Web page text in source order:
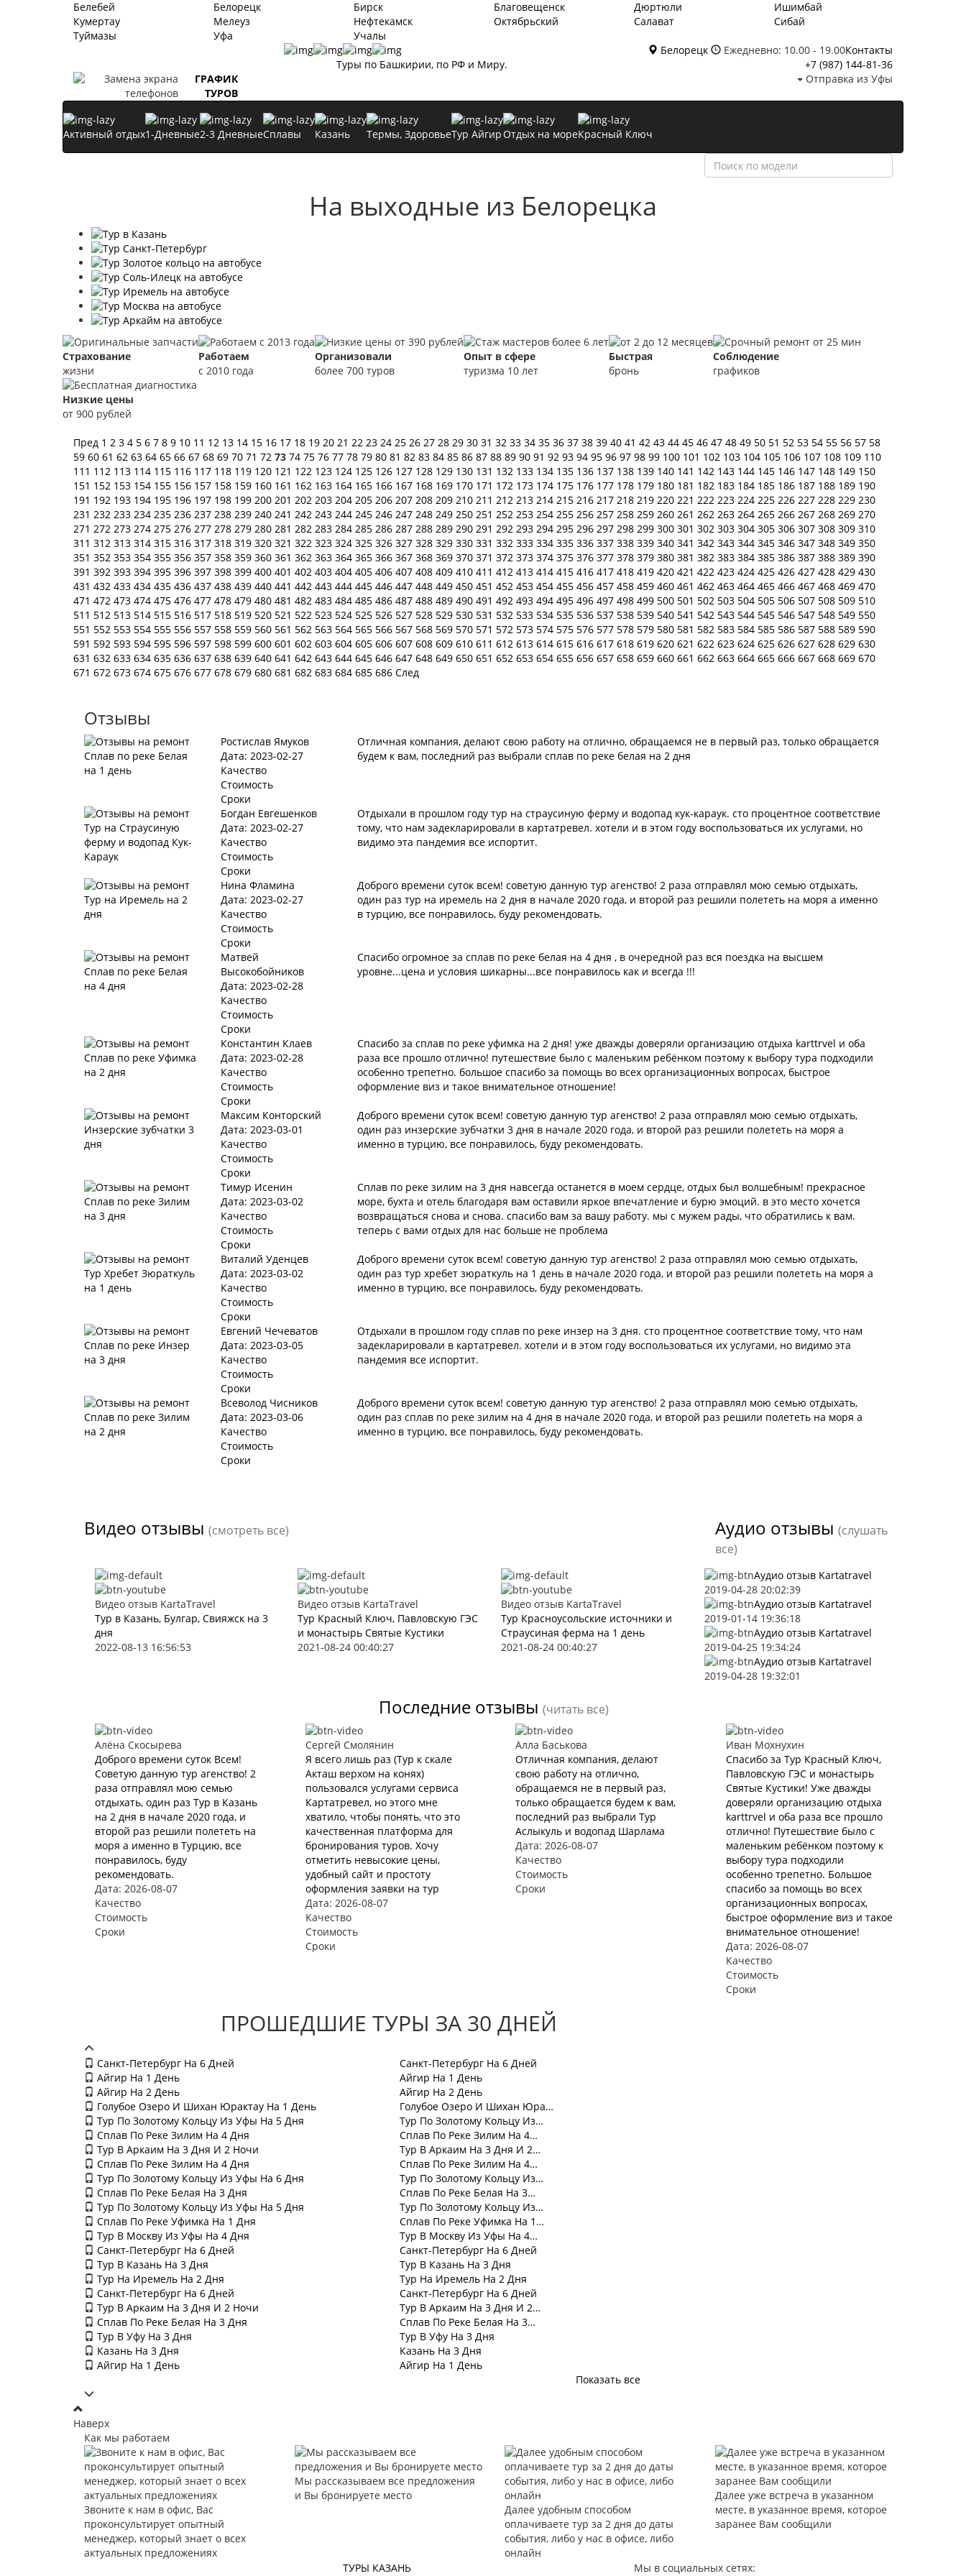
Белебей Белорецк Бирск Благовещенск Дюртюли
Ишимбай
Кумертау
Мелеуз Нефтекамск Октябрьский Салават
Сибай
Туймазы
Уфа
Учалы
Белорецк
Ежедневно: 10.00 - 19.00Контакты
Туры по Башкирии, по РФ и Миру.
+7 (987) 144-81-36
ГРАФИК
ТУРОВ
Отправка из Уфы
Активный отдых1-Дневные2-3 ДневныеСплавы Казань Термы, ЗдоровьеТур АйгирОтдых на мореКрасный Ключ
На выходные из Белорецка
Страхование
жизни
Работаем
с 2010 года
Организовали
более 700 туров
Опыт в сфере
туризма 10 лет
Быстрая
бронь
Соблюдение
графиков
Низкие цены
от 900 рублей
Пред 1 2 3 4 5 6 7 8 9 10 11 12 13 14 15 16 17 18 19 20 21 22 23 24 25 26 27 28 29 30 31 32 33 34 35 36 37 38 39 40 41 42 43 44 45 46 47 48 49 50 51 52 53 54 55 56 57 58
59 60 61 62 63 64 65 66 67 68 69 70 71 72 73 74 75 76 77 78 79 80 81 82 83 84 85 86 87 88 89 90 91 92 93 94 95 96 97 98 99 100 101 102 103 104 105 106 107 108 109 110
111 112 113 114 115 116 117 118 119 120 121 122 123 124 125 126 127 128 129 130 131 132 133 134 135 136 137 138 139 140 141 142 143 144 145 146 147 148 149 150
151 152 153 154 155 156 157 158 159 160 161 162 163 164 165 166 167 168 169 170 171 172 173 174 175 176 177 178 179 180 181 182 183 184 185 186 187 188 189 190
191 192 193 194 195 196 197 198 199 200 201 202 203 204 205 206 207 208 209 210 211 212 213 214 215 216 217 218 219 220 221 222 223 224 225 226 227 228 229 230
231 232 233 234 235 236 237 238 239 240 241 242 243 244 245 246 247 248 249 250 251 252 253 254 255 256 257 258 259 260 261 262 263 264 265 266 267 268 269 270
271 272 273 274 275 276 277 278 279 280 281 282 283 284 285 286 287 288 289 290 291 292 293 294 295 296 297 298 299 300 301 302 303 304 305 306 307 308 309 310
311 312 313 314 315 316 317 318 319 320 321 322 323 324 325 326 327 328 329 330 331 332 333 334 335 336 337 338 339 340 341 342 343 344 345 346 347 348 349 350
351 352 353 354 355 356 357 358 359 360 361 362 363 364 365 366 367 368 369 370 371 372 373 374 375 376 377 378 379 380 381 382 383 384 385 386 387 388 389 390
391 392 393 394 395 396 397 398 399 400 401 402 403 404 405 406 407 408 409 410 411 412 413 414 415 416 417 418 419 420 421 422 423 424 425 426 427 428 429 430
431 432 433 434 435 436 437 438 439 440 441 442 443 444 445 446 447 448 449 450 451 452 453 454 455 456 457 458 459 460 461 462 463 464 465 466 467 468 469 470
471 472 473 474 475 476 477 478 479 480 481 482 483 484 485 486 487 488 489 490 491 492 493 494 495 496 497 498 499 500 501 502 503 504 505 506 507 508 509 510
511 512 513 514 515 516 517 518 519 520 521 522 523 524 525 526 527 528 529 530 531 532 533 534 535 536 537 538 539 540 541 542 543 544 545 546 547 548 549 550
551 552 553 554 555 556 557 558 559 560 561 562 563 564 565 566 567 568 569 570 571 572 573 574 575 576 577 578 579 580 581 582 583 584 585 586 587 588 589 590
591 592 593 594 595 596 597 598 599 600 601 602 603 604 605 606 607 608 609 610 611 612 613 614 615 616 617 618 619 620 621 622 623 624 625 626 627 628 629 630
631 632 633 634 635 636 637 638 639 640 641 642 643 644 645 646 647 648 649 650 651 652 653 654 655 656 657 658 659 660 661 662 663 664 665 666 667 668 669 670
671 672 673 674 675 676 677 678 679 680 681 682 683 684 685 686 След
Отзывы
Ростислав Ямуков
Дата: 2023-02-27
Качество
Стоимость
Сроки
Отличная компания, делают свою работу на отлично, обращаемся не в первый раз, только обращается
будем к вам, последний раз выбрали сплав по реке белая на 2 дня
Богдан Евгешенков
Дата: 2023-02-27
Качество
Стоимость
Сроки
Отдыхали в прошлом году тур на страусиную ферму и водопад кук-караук. сто процентное соответствие
тому, что нам задекларировали в картатревел. хотели и в этом году воспользоваться их услугами, но
видимо эта пандемия все испортит.
Нина Фламина
Дата: 2023-02-27
Качество
Стоимость
Сроки
Доброго времени суток всем! советую данную тур агенство! 2 раза отправлял мою семью отдыхать,
один раз тур на иремель на 2 дня в начале 2020 года, и второй раз решили полететь на моря а именно
в турцию, все понравилось, буду рекомендовать.
Матвей
Высокобойников
Дата: 2023-02-28
Качество
Стоимость
Сроки
Спасибо огромное за сплав по реке белая на 4 дня , в очередной раз вся поездка на высшем
уровне...цена и условия шикарны...все понравилось как и всегда !!!
Константин Клаев
Дата: 2023-02-28
Качество
Стоимость
Сроки
Спасибо за сплав по реке уфимка на 2 дня! уже дважды доверяли организацию отдыха karttrvel и оба
раза все прошло отлично! путешествие было с маленьким ребёнком поэтому к выбору тура подходили
особенно трепетно. большое спасибо за помощь во всех организационных вопросах, быстрое
оформление виз и такое внимательное отношение!
Максим Конторский
Дата: 2023-03-01
Качество
Стоимость
Сроки
Доброго времени суток всем! советую данную тур агенство! 2 раза отправлял мою семью отдыхать,
один раз инзерские зубчатки 3 дня в начале 2020 года, и второй раз решили полететь на моря а
именно в турцию, все понравилось, буду рекомендовать.
Тимур Исенин
Дата: 2023-03-02
Качество
Стоимость
Сроки
Сплав по реке зилим на 3 дня навсегда останется в моем сердце, отдых был волшебным! прекрасное
море, бухта и отель благодаря вам оставили яркое впечатление и бурю эмоций. в это место хочется
возвращаться снова и снова. спасибо вам за вашу работу. мы с мужем рады, что обратились к вам.
теперь с вами отдых для нас больше не проблема
Виталий Уденцев
Дата: 2023-03-02
Качество
Стоимость
Сроки
Доброго времени суток всем! советую данную тур агенство! 2 раза отправлял мою семью отдыхать,
один раз тур хребет зюраткуль на 1 день в начале 2020 года, и второй раз решили полететь на моря а
именно в турцию, все понравилось, буду рекомендовать.
Евгений Чечеватов
Дата: 2023-03-05
Качество
Стоимость
Сроки
Отдыхали в прошлом году сплав по реке инзер на 3 дня. сто процентное соответствие тому, что нам
задекларировали в картатревел. хотели и в этом году воспользоваться их услугами, но видимо эта
пандемия все испортит.
Всеволод Чисников
Дата: 2023-03-06
Качество
Стоимость
Сроки
Доброго времени суток всем! советую данную тур агенство! 2 раза отправлял мою семью отдыхать,
один раз сплав по реке зилим на 4 дня в начале 2020 года, и второй раз решили полететь на моря а
именно в турцию, все понравилось, буду рекомендовать.
Видео отзывы (смотреть все) Аудио отзывы (слушать
все)
Видео отзыв KartaTravel
Тур в Казань, Булгар, Свияжск на 3
дня
2022-08-13 16:56:53
Видео отзыв KartaTravel
Тур Красный Ключ, Павловскую ГЭС
и монастырь Святые Кустики
2021-08-24 00:40:27
Видео отзыв KartaTravel
Тур Красноусольские источники и
Страусиная ферма на 1 день
2021-08-24 00:40:27
Аудио отзыв Kartatravel
2019-04-28 20:02:39
Аудио отзыв Kartatravel
2019-01-14 19:36:18
Аудио отзыв Kartatravel
2019-04-25 19:34:24
Аудио отзыв Kartatravel
2019-04-28 19:32:01
Последние отзывы (читать все)
Алёна Скосырева
Доброго времени суток Всем!
Советую данную тур агенство! 2
раза отправлял мою семью
отдыхать, один раз Тур в Казань
на 2 дня в начале 2020 года, и
второй раз решили полететь на
моря а именно в Турцию, все
понравилось, буду
рекомендовать.
Дата: 2026-08-07
Качество
Стоимость
Сроки
Сергей Смолянин
Я всего лишь раз (Тур к скале
Акташ верхом на конях)
пользовался услугами сервиса
Картатревел, но этого мне
хватило, чтобы понять, что это
качественная платформа для
бронирования туров. Хочу
отметить невысокие цены,
удобный сайт и простоту
оформления заявки на тур
Дата: 2026-08-07
Качество
Стоимость
Сроки
Алла Баськова
Отличная компания, делают
свою работу на отлично,
обращаемся не в первый раз,
только обращается будем к вам,
последний раз выбрали Тур
Аслыкуль и водопад Шарлама
Дата: 2026-08-07
Качество
Стоимость
Сроки
Иван Мохнухин
Спасибо за Тур Красный Ключ,
Павловскую ГЭС и монастырь
Святые Кустики! Уже дважды
доверяли организацию отдыха
karttrvel и оба раза все прошло
отлично! Путешествие было с
маленьким ребёнком поэтому к
выбору тура подходили
особенно трепетно. Большое
спасибо за помощь во всех
организационных вопросах,
быстрое оформление виз и такое
внимательное отношение!
Дата: 2026-08-07
Качество
Стоимость
Сроки
ПРОШЕДШИЕ ТУРЫ ЗА 30 ДНЕЙ
Санкт-Петербург На 6 Дней
Санкт-Петербург На 6 Дней
Айгир На 1 День
Айгир На 1 День
Айгир На 2 День
Айгир На 2 День
Голубое Озеро И Шихан Юрактау На 1 День
Голубое Озеро И Шихан Юра…
Тур По Золотому Кольцу Из Уфы На 5 Дня
Тур По Золотому Кольцу Из…
Сплав По Реке Зилим На 4 Дня
Сплав По Реке Зилим На 4…
Тур В Аркаим На 3 Дня И 2 Ночи
Тур В Аркаим На 3 Дня И 2…
Сплав По Реке Зилим На 4 Дня
Сплав По Реке Зилим На 4…
Тур По Золотому Кольцу Из Уфы На 6 Дня
Тур По Золотому Кольцу Из…
Сплав По Реке Белая На 3 Дня
Сплав По Реке Белая На 3…
Тур По Золотому Кольцу Из Уфы На 5 Дня
Тур По Золотому Кольцу Из…
Сплав По Реке Уфимка На 1 Дня
Сплав По Реке Уфимка На 1…
Тур В Москву Из Уфы На 4 Дня
Тур В Москву Из Уфы На 4…
Санкт-Петербург На 6 Дней
Санкт-Петербург На 6 Дней
Тур В Казань На 3 Дня
Тур В Казань На 3 Дня
Тур На Иремель На 2 Дня
Тур На Иремель На 2 Дня
Санкт-Петербург На 6 Дней
Санкт-Петербург На 6 Дней
Тур В Аркаим На 3 Дня И 2 Ночи
Тур В Аркаим На 3 Дня И 2…
Сплав По Реке Белая На 3 Дня
Сплав По Реке Белая На 3…
Тур В Уфу На 3 Дня
Тур В Уфу На 3 Дня
Казань На 3 Дня
Казань На 3 Дня
Айгир На 1 День
Айгир На 1 День
Показать все
Наверх
Как мы работаем
Звоните к нам в офис, Вас
проконсультирует опытный
менеджер, который знает о всех
актуальных предложениях
Мы рассказываем все предложения
и Вы бронируете место
Далее удобным способом
оплачиваете тур за 2 дня до даты
события, либо у нас в офисе, либо
онлайн
Далее уже встреча в указанном
месте, в указанное время, которое
заранее Вам сообщили
ТУРЫ КАЗАНЬ
Мы в социальных сетях: